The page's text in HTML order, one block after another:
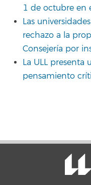
1 de octubre en
Las
rechazo a la
Consejería por
La ULL
pensamiento